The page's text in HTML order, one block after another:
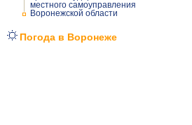
местного самоуправления
Воронежской области
Погода в Воронеже